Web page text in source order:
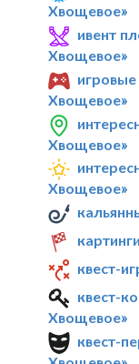
Хвощевое»
ивент
Хвощевое»
Хвощевое»
Хвощевое»
Хвощевое»
квест-
квест-
Хвощевое»
квест-